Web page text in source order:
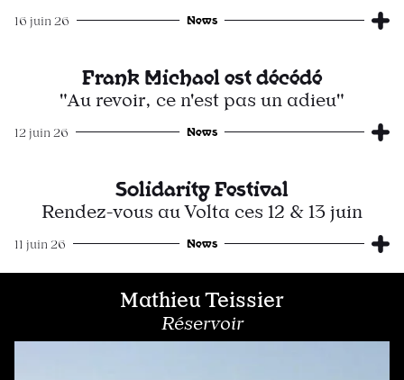
16 juin 26 News
Frank Michael est décédé
"Au revoir, ce n'est pas un adieu"
12 juin 26 News
Solidarity Festival
Rendez-vous au Volta ces 12 & 13 juin
11 juin 26 News
Mathieu Teissier
Réservoir